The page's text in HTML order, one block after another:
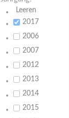
Leeren
2017
2006
2007
2012
2013
2014
2015